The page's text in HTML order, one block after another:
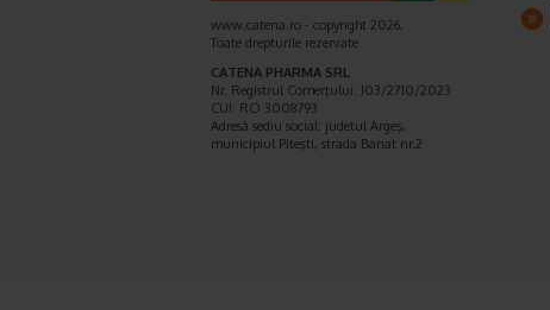
www.catena.ro - copyright 2026,
Toate drepturile rezervate
CATENA PHARMA SRL
Nr. Registrul Comerţului: J03/2710/2023
CUI: RO 3008793
Adresă sediu social: judetul Argeş,
municipiul Piteşti, strada Banat nr.2